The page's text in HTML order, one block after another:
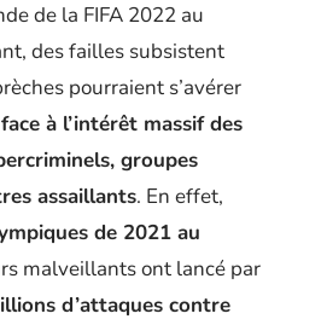
de la FIFA 2022 au
des failles subsistent
pourraient s’avérer
face à l’intérêt massif des
groupes
assaillants. En effet,
de 2021 au
malveillants ont lancé par
d’attaques contre